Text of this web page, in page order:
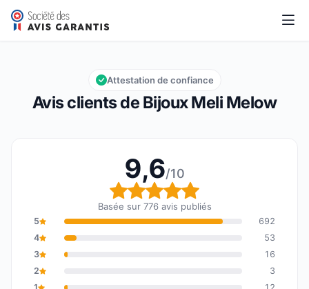
Bijoux Meli Melow
Note globale : 9,6 sur 10
9,6/10
Avis clients de Bijoux Meli Melow
Attestation de confiance
9,6/10
Note globale : 9,6 sur
Basée sur 776 avis publiés
5
692
4
53
3
16
2
3